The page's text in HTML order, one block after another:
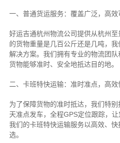
一、普通货运服务：覆盖广泛，高效
好运吉通杭州物流公司提供从杭州
的货物重量是几百公斤还是几吨，
解决方案。我们拥有专业的物流团
货物能够准时、安全地抵达目的地。
二、卡班特快运输：准时准点，高效
为了保障货物的准时抵达，我们特
天准点发车，全程GPS定位跟踪，让
我们的卡班特快运输服务以高效、
选。